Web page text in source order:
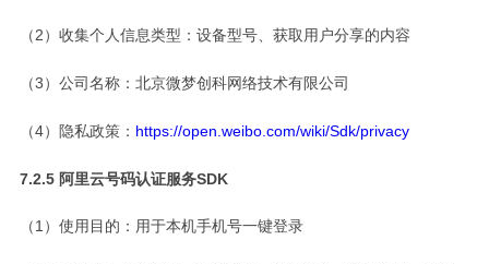
（2）收集个人信息类型：设备型号、获取用户分享的内容
（3）公司名称：北京微梦创科网络技术有限公司
（4）隐私政策： https://open.weibo.com/wiki/Sdk/privacy
7.2.5 阿里云号码认证服务SDK
（1）使用目的：用于本机手机号一键登录